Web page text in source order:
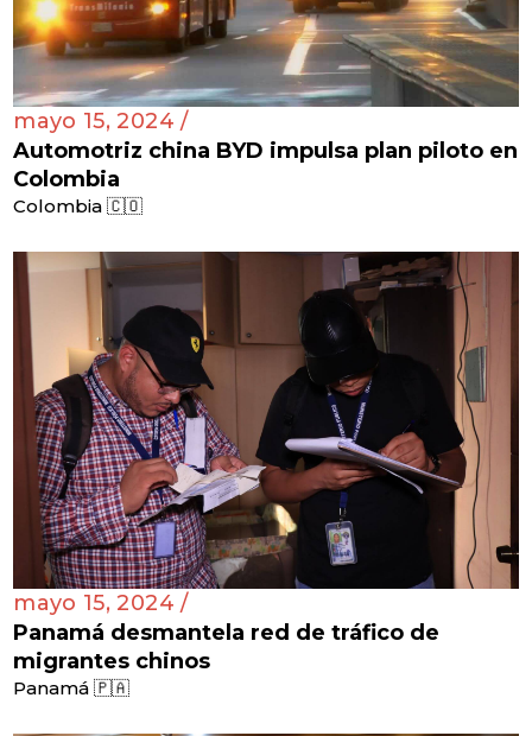
mayo 15, 2024 /
Automotriz china BYD impulsa plan piloto en
Colombia
Colombia 🇨🇴
mayo 15, 2024 /
Panamá desmantela red de tráfico de
migrantes chinos
Panamá 🇵🇦